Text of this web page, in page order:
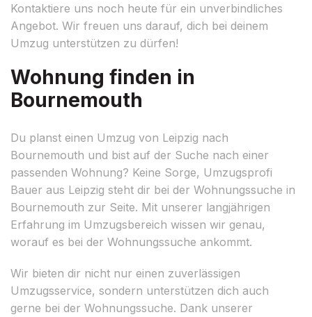
Kontaktiere uns noch heute für ein unverbindliches
Angebot. Wir freuen uns darauf, dich bei deinem
Umzug unterstützen zu dürfen!
Wohnung finden in
Bournemouth
Du planst einen Umzug von Leipzig nach
Bournemouth und bist auf der Suche nach einer
passenden Wohnung? Keine Sorge, Umzugsprofi
Bauer aus Leipzig steht dir bei der Wohnungssuche in
Bournemouth zur Seite. Mit unserer langjährigen
Erfahrung im Umzugsbereich wissen wir genau,
worauf es bei der Wohnungssuche ankommt.
Wir bieten dir nicht nur einen zuverlässigen
Umzugsservice, sondern unterstützen dich auch
gerne bei der Wohnungssuche. Dank unserer